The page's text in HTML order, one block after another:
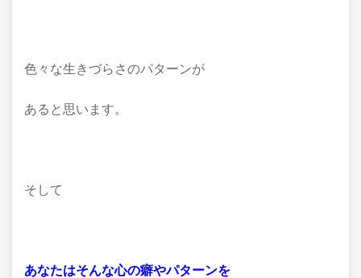
色々な生きづらさのパターンが
あると思います。
そして
あなたはそんな心の癖やパターンを